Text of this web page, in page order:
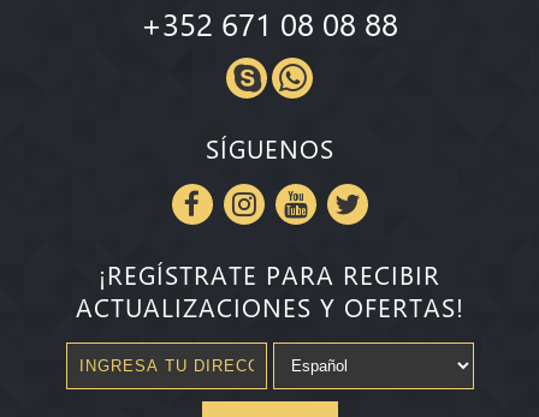
+352 671 08 08 88
SÍGUENOS
¡REGÍSTRATE PARA RECIBIR
ACTUALIZACIONES Y OFERTAS!